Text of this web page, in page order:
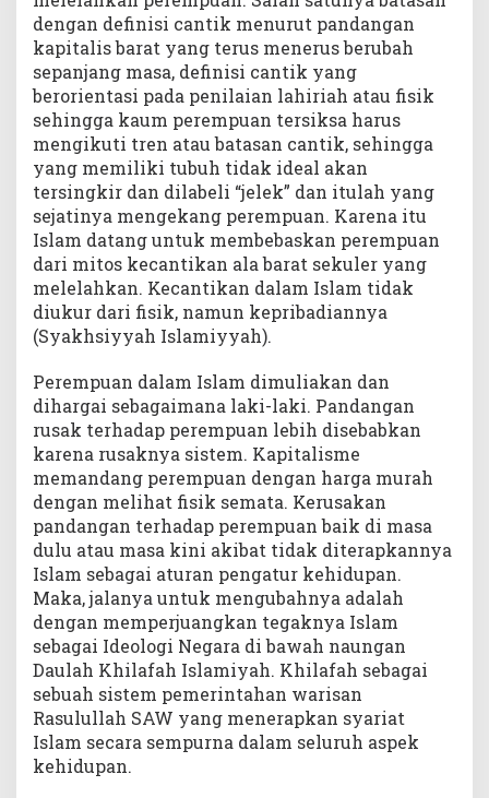
dengan definisi cantik menurut pandangan
kapitalis barat yang terus menerus berubah
sepanjang masa, definisi cantik yang
berorientasi pada penilaian lahiriah atau fisik
sehingga kaum perempuan tersiksa harus
mengikuti tren atau batasan cantik, sehingga
yang memiliki tubuh tidak ideal akan
tersingkir dan dilabeli “jelek” dan itulah yang
sejatinya mengekang perempuan. Karena itu
Islam datang untuk membebaskan perempuan
dari mitos kecantikan ala barat sekuler yang
melelahkan. Kecantikan dalam Islam tidak
diukur dari fisik, namun kepribadiannya
(Syakhsiyyah Islamiyyah).
Perempuan dalam Islam dimuliakan dan
dihargai sebagaimana laki-laki. Pandangan
rusak terhadap perempuan lebih disebabkan
karena rusaknya sistem. Kapitalisme
memandang perempuan dengan harga murah
dengan melihat fisik semata. Kerusakan
pandangan terhadap perempuan baik di masa
dulu atau masa kini akibat tidak diterapkannya
Islam sebagai aturan pengatur kehidupan.
Maka, jalanya untuk mengubahnya adalah
dengan memperjuangkan tegaknya Islam
sebagai Ideologi Negara di bawah naungan
Daulah Khilafah Islamiyah. Khilafah sebagai
sebuah sistem pemerintahan warisan
Rasulullah SAW yang menerapkan syariat
Islam secara sempurna dalam seluruh aspek
kehidupan.